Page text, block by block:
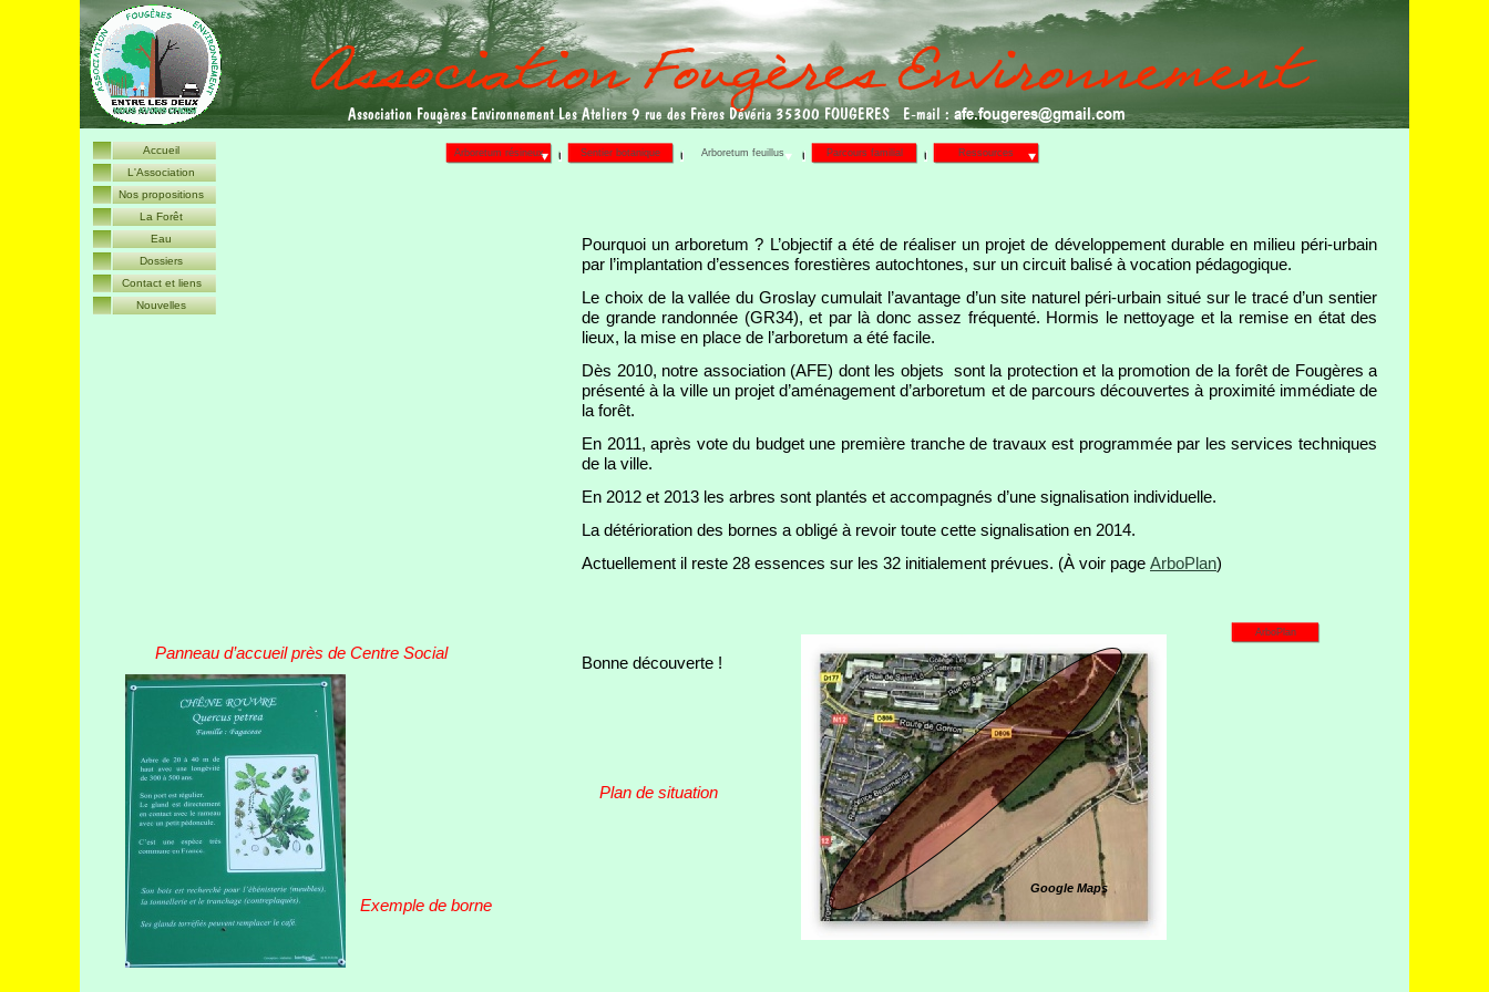
AssociationFougèresEnvironnement Les Ateliers 9 rue des Frères Dévéria 35300 FOUGERES E-mail : afe.fougeres@gmail.com
Accueil
L'Association
Nos propositions
La Forêt
Eau
Dossiers
Contact et liens
Nouvelles
Google Maps
Arboretum résineux Sentier botanique Arboretum feuillus Parcours familial Ressources
Pourquoi un arboretum ? L’objectif a été de réaliser un projet de développement durable en milieu péri-urbain
par l’implantation d’essences forestières autochtones, sur un circuit balisé à vocation pédagogique.
Le choix de la vallée du Groslay cumulait l’avantage d’un site naturel péri-urbain situé sur le tracé d’un sentier
de grande randonnée (GR34), et par là donc assez fréquenté. Hormis le nettoyage et la remise en état des
lieux, la mise en place de l’arboretum a été facile.
Dès 2010, notre association (AFE) dont les objets sont la protection et la promotion de la forêt de Fougères a
présenté à la ville un projet d’aménagement d’arboretum et de parcours découvertes à proximité immédiate de
la forêt.
En 2011, après vote du budget une première tranche de travaux est programmée par les services techniques
de la ville.
En 2012 et 2013 les arbres sont plantés et accompagnés d’une signalisation individuelle.
La détérioration des bornes a obligé à revoir toute cette signalisation en 2014.
Actuellement il reste 28 essences sur les 32 initialement prévues. (À voir page ArboPlan)
Bonne découverte !
Exemple de borne
Plan de situation
Panneau d’accueil près de Centre Social
ArboPlan